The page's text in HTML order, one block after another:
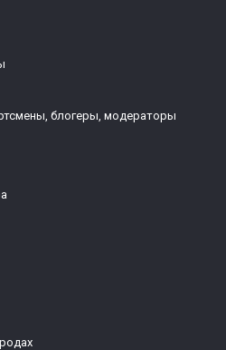
блогеры, модераторы